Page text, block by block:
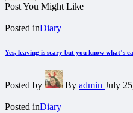
Post You Might Like
Posted inDiary
Yes, leaving is scary but you know what’s
Posted by By admin July
Posted inDiary